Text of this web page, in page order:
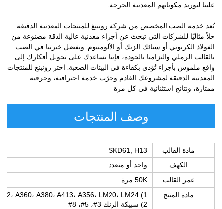
علينا لتوريد مكوناتهم المعدنية الحرجة.
تُعد خدمة الصب المخصص من شركة رونبنغ للمنتجات المعدنية الدقيقة
حلاً مثاليًا للشركات التي تبحث عن أجزاء معدنية عالية الدقة مصنوعة من
الفولاذ الكربوني أو سبائك الزنك أو الألومنيوم. وبفضل خبرتنا في الصب
بالقالب الرملي والتزامنا بالجودة، فإننا نساعدك على تحويل أفكارك إلى
واقع ملموس بأجزاء تُؤدي بكفاءة في البيئات الصعبة. اختر رونبنغ للمنتجات
المعدنية الدقيقة لمشروعك القادم وجرّب خدمة احترافية، وحرفية
ممتازة، ونتائج استثنائية في كل مرة
وصف المنتجات
مادة القالب
SKD61, H13
الكهف
واحد أو متعدد
عمر القالب
50K مرة
مادة المنتج